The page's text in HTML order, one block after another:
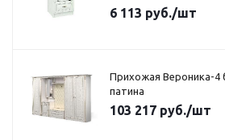
6 113 руб./шт
Прихожая Вероника-4
патина
103 217 руб./шт